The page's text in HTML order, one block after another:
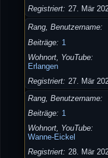
Registriert 27. Mär
Rang, Benutzername
Beiträge
1
Wohnort, YouTube
Erlangen
Registriert 27. Mär
Rang, Benutzername
Beiträge
1
Wohnort, YouTube
Wanne-Eickel
Registriert 28. Mär